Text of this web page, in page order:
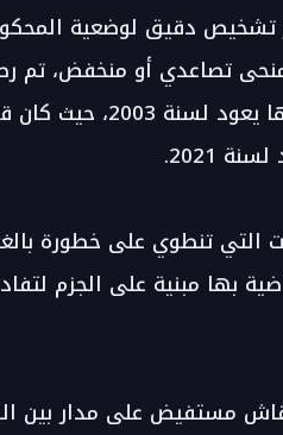
تشخيص دقيق لوضعية
تصاعدي أو منخفض، تم
سنوات صدورها فلوحظ
2021.
التي تنطوي على خطورة
بها مبنية على الجزم
مستفيض على مدار بين